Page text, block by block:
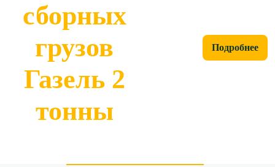
сборных
грузов
Газель 2
тонны
Подробнее